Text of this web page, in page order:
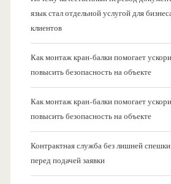
язык стал отдельной услугой для
клиентов
Как монтаж кран-балки помогает
повысить безопасность на объекте
Как монтаж кран-балки помогает
повысить безопасность на объекте
Контрактная служба без лишней
перед подачей заявки